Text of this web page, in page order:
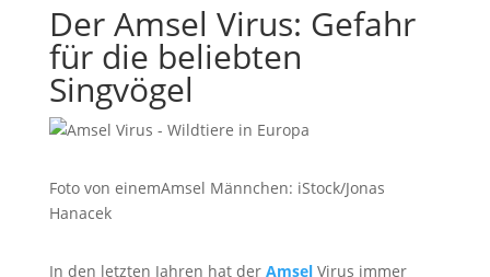
Der Amsel Virus: Gefahr
für die beliebten
Singvögel
Foto von einemAmsel Männchen: iStock/Jonas
Hanacek
In den letzten Jahren hat der AmselVirus immer